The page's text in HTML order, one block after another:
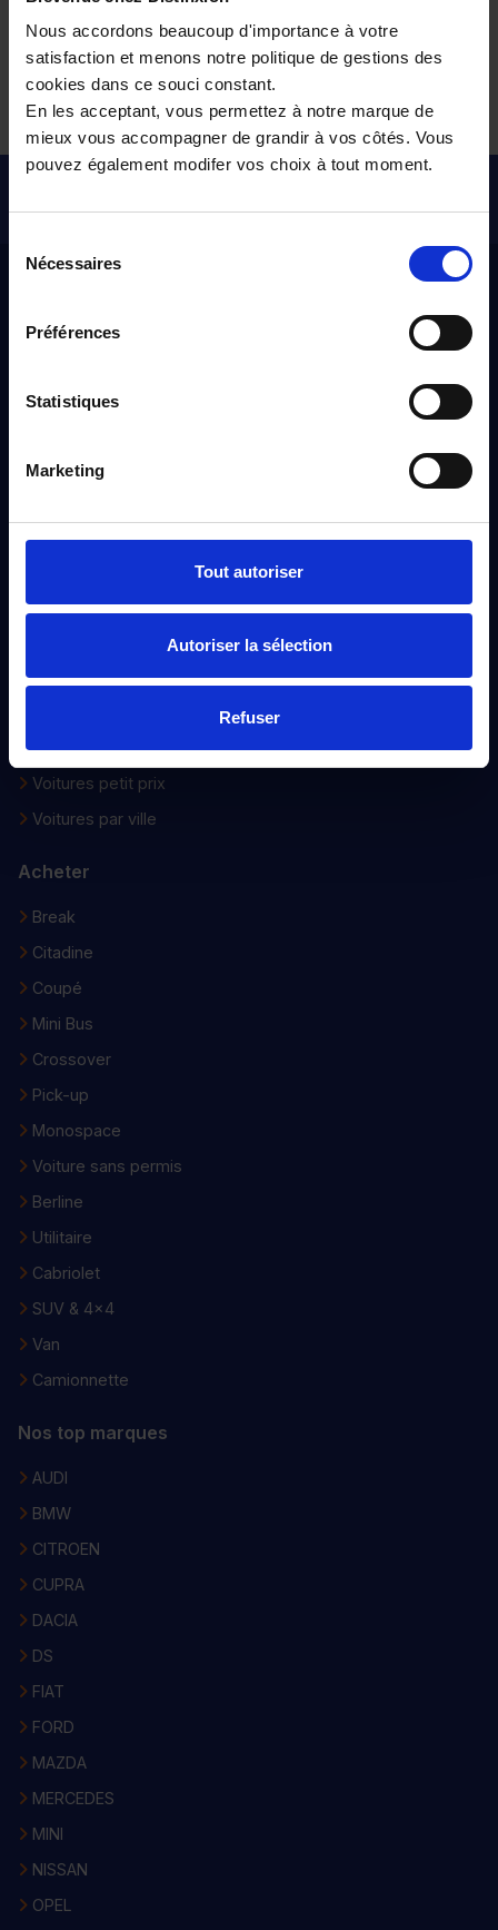
Nous accordons beaucoup d'importance à votre
satisfaction et menons notre politique de gestions des
cookies dans ce souci constant.
En les acceptant, vous permettez à notre marque de
mieux vous accompagner de grandir à vos côtés. Vous
pouvez également modifer vos choix à tout moment.
Nécessaires
Préférences
Statistiques
Marketing
Tout autoriser
Autoriser la sélection
Refuser
Tous nos véhicules d’occasion
#SedéplacerMoinsPolluer
Qui sommes-nous ?
Nos points de ventes
Notre sélection
Voitures 0 Km
Voitures d’occasions
Voitures petit prix
Voitures par ville
Acheter
Break
Citadine
Coupé
Mini Bus
Crossover
Pick-up
Monospace
Voiture sans permis
Berline
Utilitaire
Cabriolet
SUV & 4x4
Van
Camionnette
Nos top marques
AUDI
BMW
CITROEN
CUPRA
DACIA
DS
FIAT
FORD
MAZDA
MERCEDES
MINI
NISSAN
OPEL